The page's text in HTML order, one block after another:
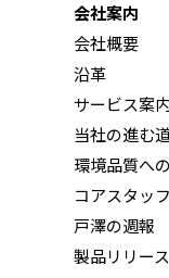
会社案内
会社概要
沿革
サービス案
当社の進む
環境品質へ
コアスタッ
戸澤の週報
製品リリース